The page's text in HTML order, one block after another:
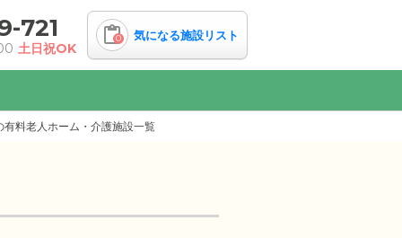
721
土日祝OK
0 気になる施設リスト
料老人ホーム・介護施設一覧